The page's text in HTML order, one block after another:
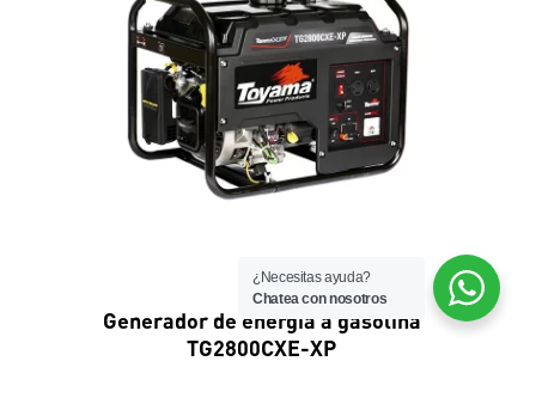
Generador de energía a gasolina
TG2800CXE-XP
¿Necesitas ayuda?
Chatea con nosotros